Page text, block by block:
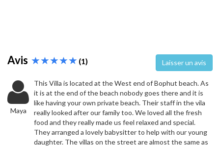
Avis (1) Laisser un avis
Maya
This Villa is located at the West end of Bophut beach. As
it is at the end of the beach nobody goes there and it is
like having your own private beach. Their staff in the vila
really looked after our family too. We loved all the fresh
food and they really made us feel relaxed and special.
They arranged a lovely babysitter to help with our young
daughter. The villas on the street are almost the same as